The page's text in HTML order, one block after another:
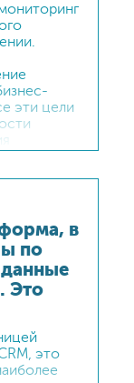
эти цели
количество
в
по
Это
это